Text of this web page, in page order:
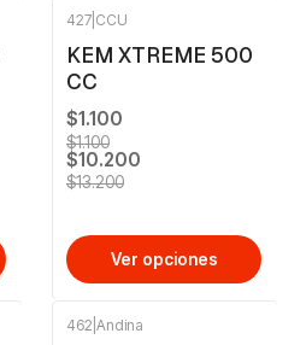
427 CCU
KEM XTREME 500
CC
$1.100
$1.100
$10.200
$13.200
Ver opciones
462 Andina